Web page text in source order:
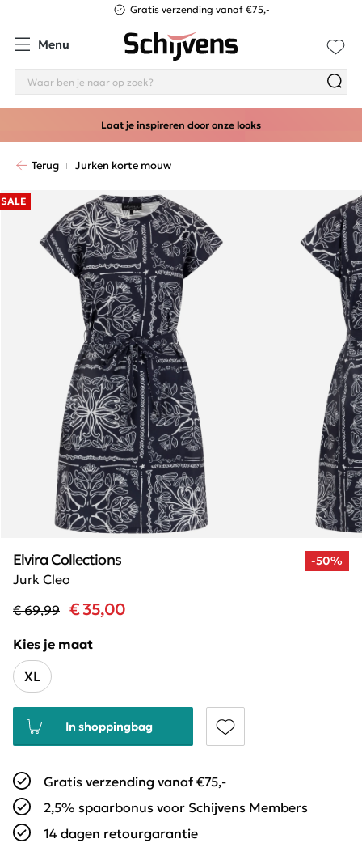
Gratis verzending vanaf €75,-
Menu
Laat je inspireren door onze looks
Terug Jurken korte mouw
SALE
-50%
Jurk Cleo
Elvira Collections
€ 69,99 € 35,00
Kies je maat
XL
In shoppingbag
Gratis verzending vanaf €75,-
2,5% spaarbonus voor Schijvens Members
14 dagen retourgarantie